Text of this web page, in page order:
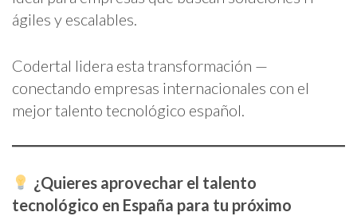
ágiles y escalables.
Codertal lidera esta transformación —
conectando empresas internacionales con el
mejor talento tecnológico español.
¿Quieres aprovechar el talento
tecnológico en España para tu próximo